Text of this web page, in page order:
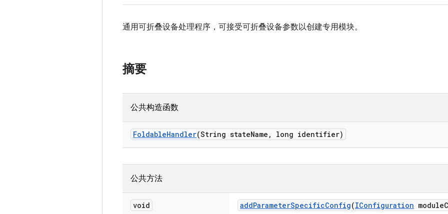
通用可折叠设备处理程序，可接受可折叠设备参数以创建专用模块。
摘要
公共构造函数
FoldableHandler(String stateName , long identifier)
公共方法
void addParameterSpecificConfig(IConfiguration module